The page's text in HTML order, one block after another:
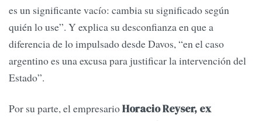
es un significante vacío: cambia su significado según
quién lo use”. Y explica su desconfianza en que a
diferencia de lo impulsado desde Davos, “en el caso
argentino es una excusa para justificar la intervención del
Estado”.
Por su parte, el empresarioHoracio Reyser, ex